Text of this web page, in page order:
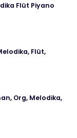
Flüt Piyano
Flüt,
Org, Melodika,